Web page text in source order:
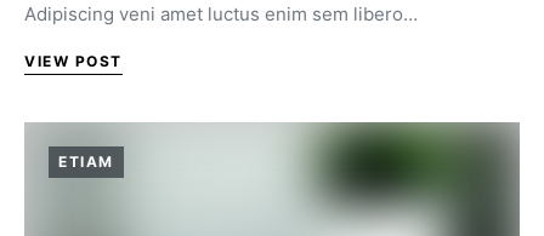
Adipiscing veni amet luctus enim sem libero…
VIEW POST
ETIAM